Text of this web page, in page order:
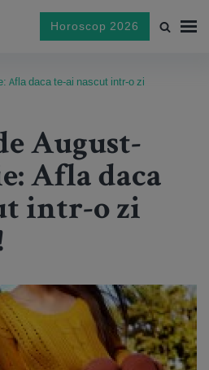
Horoscop 2026
Afla daca te-ai nascut intr-o zi
August-
Afla daca
intr-o zi